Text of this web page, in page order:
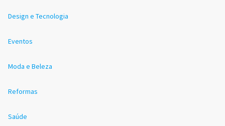
Design e Tecnologia
Eventos
Moda e Beleza
Reformas
Saúde